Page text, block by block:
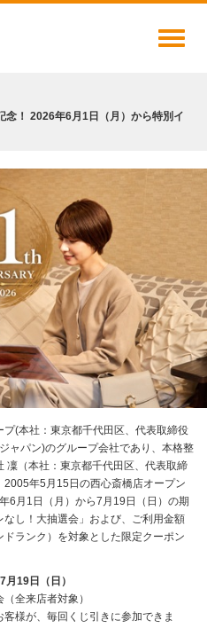
Toggle
念！ 2026年6月1日（月）から特別イ
(本社：東京都千代田区、代表取締役
ャパン)のグループ会社であり、本格整
凜（本社：東京都千代田区、代表取締
年5月15日の西心斎橋店オープン
6月1日（月）から7月19日（日）の期
し！大抽選会」および、ご利用金額
ドランク）を対象とした限定クーポン
19日（日）
全来店者対象）
様が、毎回くじ引きに参加できま